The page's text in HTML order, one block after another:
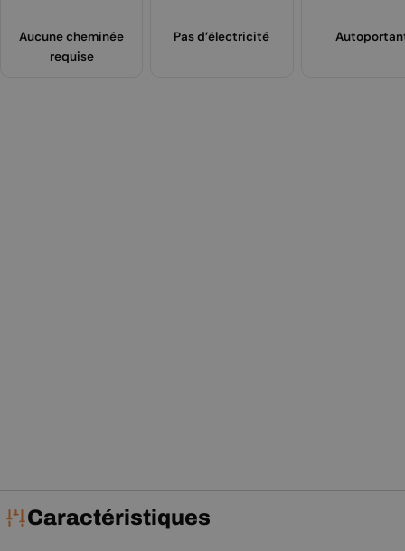
Aucune cheminée
requise
Pas d’électricité
Caractéristiques